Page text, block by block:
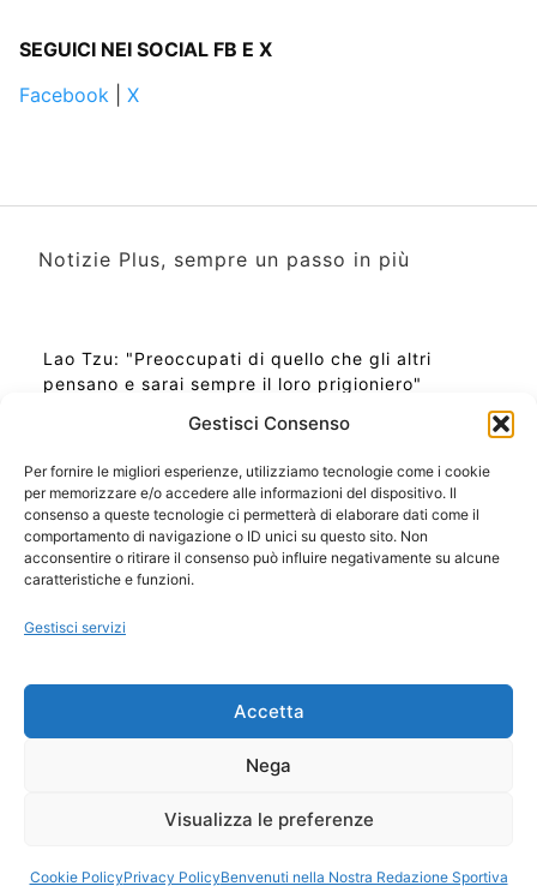
Gestisci Consenso
Per fornire le migliori esperienze, utilizziamo tecnologie come i cookie
per memorizzare e/o accedere alle informazioni del dispositivo. Il
consenso a queste tecnologie ci permetterà di elaborare dati come il
comportamento di navigazione o ID unici su questo sito. Non
acconsentire o ritirare il consenso può influire negativamente su alcune
caratteristiche e funzioni.
Gestisci servizi
Accetta
Nega
Visualizza le preferenze
Cookie PolicyPrivacy PolicyBenvenuti nella Nostra Redazione Sportiva
SEGUICI NEI SOCIAL FB E X
Facebook
X
Notizie Plus, sempre un passo in più
Lao Tzu: "Preoccupati di quello che gli altri
pensano e sarai sempre il loro prigioniero"
Ora Esatta in Italia in questo momento
Ti Senti Strano Ultimamente? Potrebbe Essere per
la Risonanza di Schumann
Come Sapere Se Stai Ascendendo alla Quinta
Copyright 2026 NotiziePlus.com
📰 Contenuto Umano Verificato
Privacy Coockie
Pubblicità